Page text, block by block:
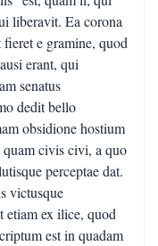
liberavit. Ea corona
e gramine, quod
erant, qui
senatus
dedit bello
obsidione hostium
civis civi, a quo
perceptae dat.
victusque
etiam ex ilice, quod
est in quadam